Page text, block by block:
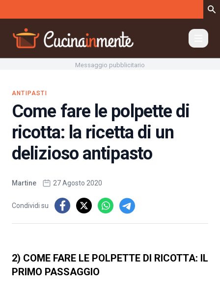
Messaggio pubblicitario
ANTIPASTI
Come fare le polpette di
ricotta: la ricetta di un
delizioso antipasto
Martine 27 Agosto 2020
Condividi su
2) COME FARE LE POLPETTE DI RICOTTA: IL
PRIMO PASSAGGIO